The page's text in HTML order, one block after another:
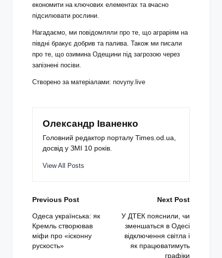
економити на ключових елементах та вчасно
підсилювати рослини.
Нагадаємо, ми повідомляли про те, що аграріям на
півдні бракує добрив та палива. Також ми писали
про те, що озимина Одещини під загрозою через
запізнені посіви.
Створено за матеріалами: novyny.live
Олександр Іваненко
Головний редактор порталу Times.od.ua,
досвід у ЗМІ 10 років.
View All Posts
Post
navigation
Previous Post
Одеса українська: як
Кремль створював
міфи про «ісконну
рускость»
Next Post
У ДТЕК пояснили, чи
зменшаться в Одесі
відключення світла і
як працюватимуть
графіки